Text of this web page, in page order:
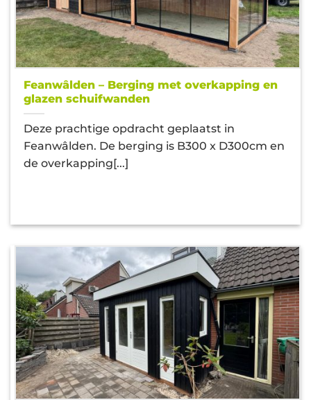
Feanwâlden – Berging met overkapping en
glazen schuifwanden
Deze prachtige opdracht geplaatst in
Feanwâlden. De berging is B300 x D300cm en
de overkapping[...]